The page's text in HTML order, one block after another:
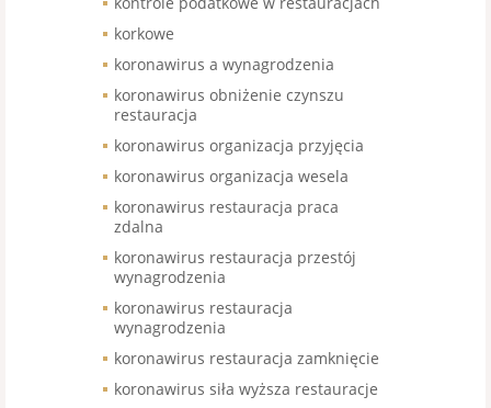
korkowe
koronawirus a wynagrodzenia
koronawirus obniżenie czynszu
restauracja
koronawirus organizacja przyjęcia
koronawirus organizacja wesela
koronawirus restauracja praca
zdalna
koronawirus restauracja przestój
wynagrodzenia
koronawirus restauracja
wynagrodzenia
koronawirus restauracja zamknięcie
koronawirus siła wyższa restauracje